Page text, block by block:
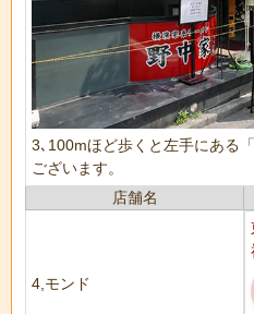
3､100mほど歩くと左手にある
ございます。
店舗名
4,モンド